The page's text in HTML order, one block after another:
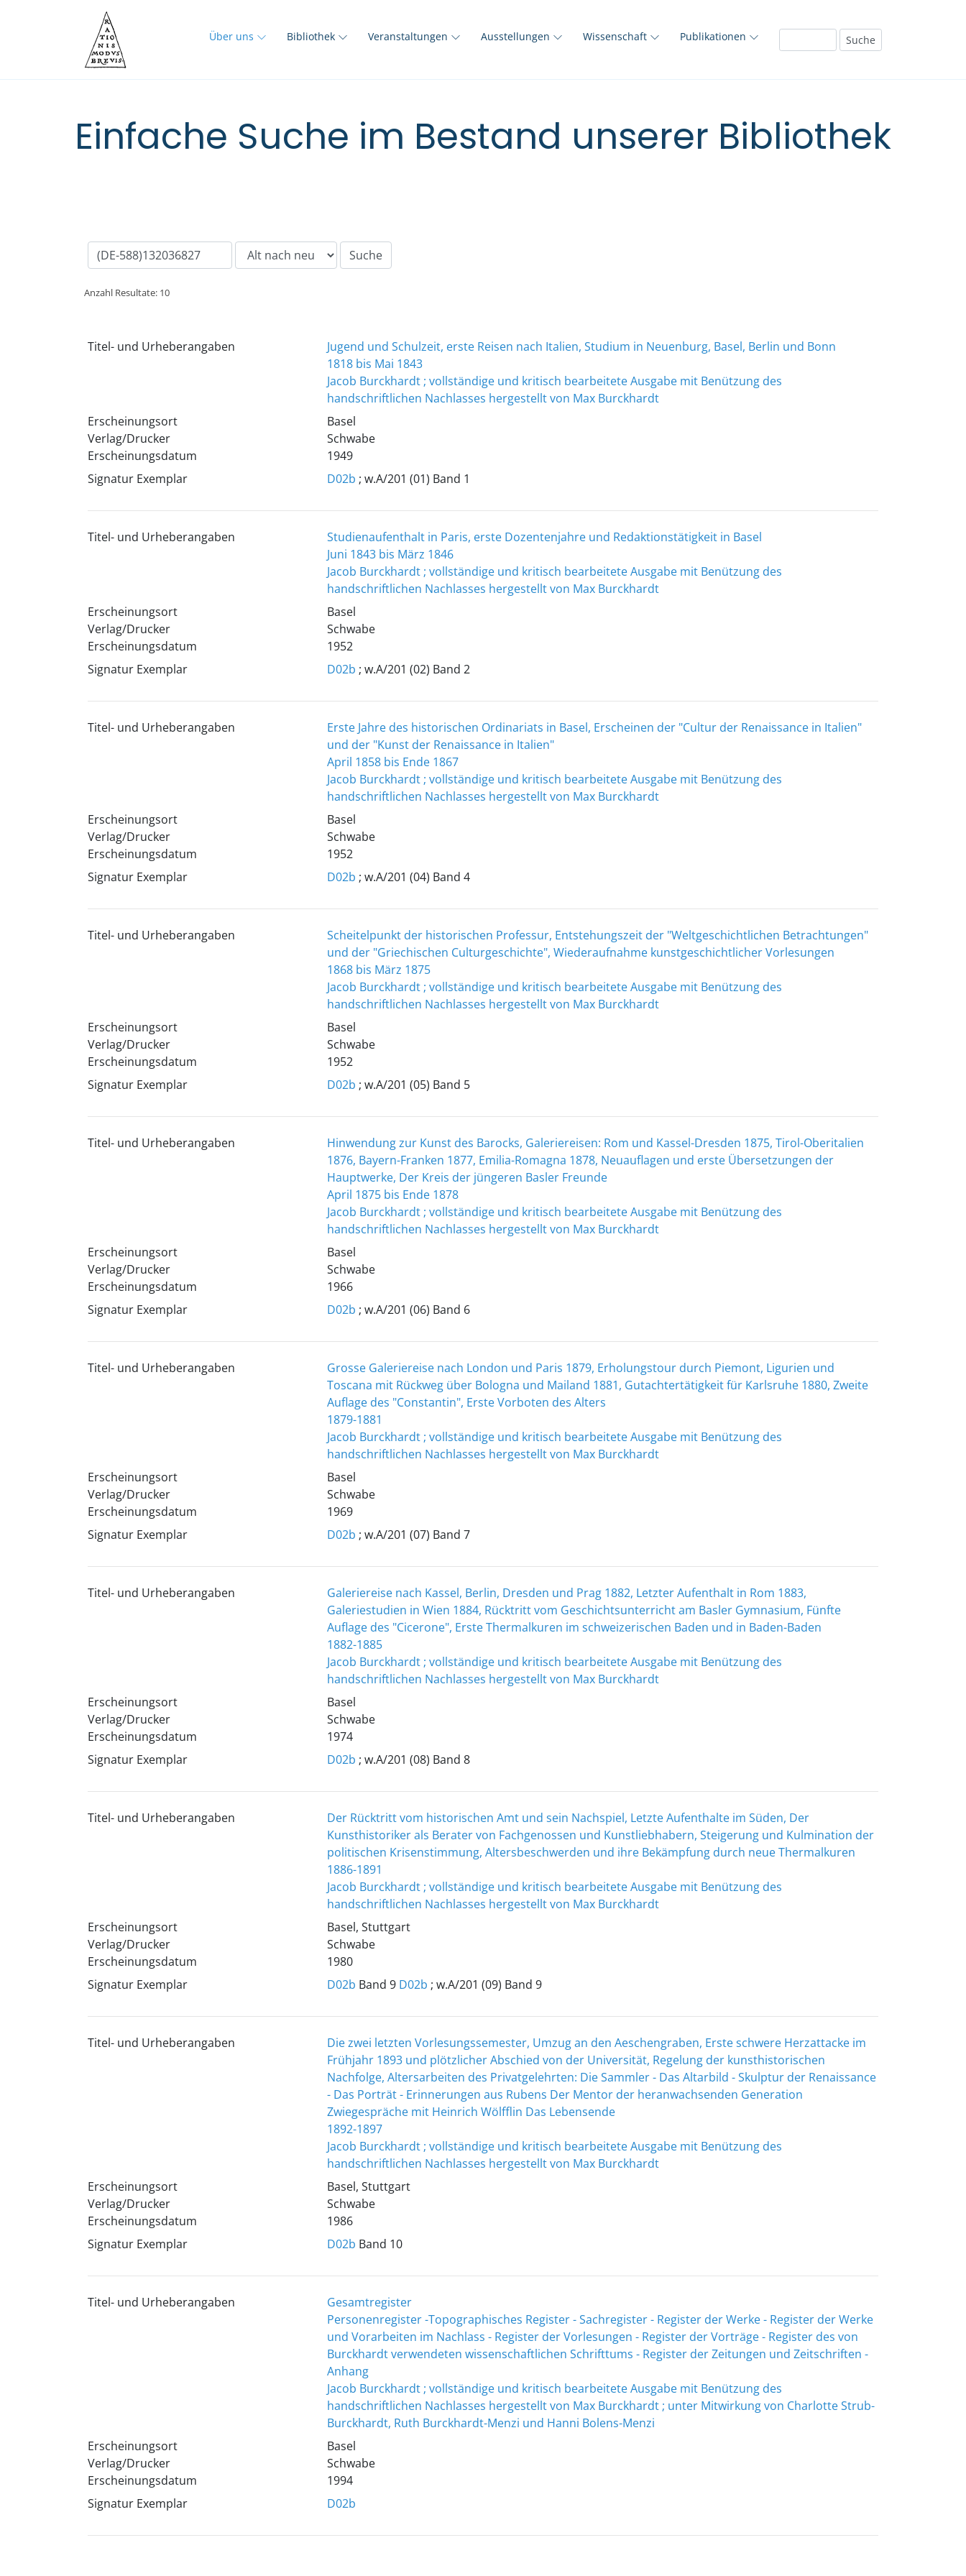
Über uns Bibliothek Veranstaltungen Ausstellungen Wissenschaft Publikationen
Einfache Suche im Bestand unserer Bibliothek
Anzahl Resultate: 10
Titel- und Urheberangaben
Jugend und Schulzeit, erste Reisen nach Italien, Studium in Neuenburg, Basel, Berlin und Bonn
1818 bis Mai 1843
Jacob Burckhardt ; vollständige und kritisch bearbeitete Ausgabe mit Benützung des
handschriftlichen Nachlasses hergestellt von Max Burckhardt
Erscheinungsort
Verlag/Drucker
Erscheinungsdatum
Basel
Schwabe
1949
Signatur Exemplar
D02b ; w.A/201 (01) Band 1
Titel- und Urheberangaben
Studienaufenthalt in Paris, erste Dozentenjahre und Redaktionstätigkeit in Basel
Juni 1843 bis März 1846
Jacob Burckhardt ; vollständige und kritisch bearbeitete Ausgabe mit Benützung des
handschriftlichen Nachlasses hergestellt von Max Burckhardt
Erscheinungsort
Verlag/Drucker
Erscheinungsdatum
Basel
Schwabe
1952
Signatur Exemplar
D02b ; w.A/201 (02) Band 2
Titel- und Urheberangaben
Erste Jahre des historischen Ordinariats in Basel, Erscheinen der "Cultur der Renaissance in Italien"
und der "Kunst der Renaissance in Italien"
April 1858 bis Ende 1867
Jacob Burckhardt ; vollständige und kritisch bearbeitete Ausgabe mit Benützung des
handschriftlichen Nachlasses hergestellt von Max Burckhardt
Erscheinungsort
Verlag/Drucker
Erscheinungsdatum
Basel
Schwabe
1952
Signatur Exemplar
D02b ; w.A/201 (04) Band 4
Titel- und Urheberangaben
Scheitelpunkt der historischen Professur, Entstehungszeit der "Weltgeschichtlichen Betrachtungen"
und der "Griechischen Culturgeschichte", Wiederaufnahme kunstgeschichtlicher Vorlesungen
1868 bis März 1875
Jacob Burckhardt ; vollständige und kritisch bearbeitete Ausgabe mit Benützung des
handschriftlichen Nachlasses hergestellt von Max Burckhardt
Erscheinungsort
Verlag/Drucker
Erscheinungsdatum
Basel
Schwabe
1952
Signatur Exemplar
D02b ; w.A/201 (05) Band 5
Titel- und Urheberangaben
Hinwendung zur Kunst des Barocks, Galeriereisen: Rom und Kassel-Dresden 1875, Tirol-Oberitalien
1876, Bayern-Franken 1877, Emilia-Romagna 1878, Neuauflagen und erste Übersetzungen der
Hauptwerke, Der Kreis der jüngeren Basler Freunde
April 1875 bis Ende 1878
Jacob Burckhardt ; vollständige und kritisch bearbeitete Ausgabe mit Benützung des
handschriftlichen Nachlasses hergestellt von Max Burckhardt
Erscheinungsort
Verlag/Drucker
Erscheinungsdatum
Basel
Schwabe
1966
Signatur Exemplar
D02b ; w.A/201 (06) Band 6
Titel- und Urheberangaben
Grosse Galeriereise nach London und Paris 1879, Erholungstour durch Piemont, Ligurien und
Toscana mit Rückweg über Bologna und Mailand 1881, Gutachtertätigkeit für Karlsruhe 1880, Zweite
Auflage des "Constantin", Erste Vorboten des Alters
1879-1881
Jacob Burckhardt ; vollständige und kritisch bearbeitete Ausgabe mit Benützung des
handschriftlichen Nachlasses hergestellt von Max Burckhardt
Erscheinungsort
Verlag/Drucker
Erscheinungsdatum
Basel
Schwabe
1969
Signatur Exemplar
D02b ; w.A/201 (07) Band 7
Titel- und Urheberangaben
Galeriereise nach Kassel, Berlin, Dresden und Prag 1882, Letzter Aufenthalt in Rom 1883,
Galeriestudien in Wien 1884, Rücktritt vom Geschichtsunterricht am Basler Gymnasium, Fünfte
Auflage des "Cicerone", Erste Thermalkuren im schweizerischen Baden und in Baden-Baden
1882-1885
Jacob Burckhardt ; vollständige und kritisch bearbeitete Ausgabe mit Benützung des
handschriftlichen Nachlasses hergestellt von Max Burckhardt
Erscheinungsort
Verlag/Drucker
Erscheinungsdatum
Basel
Schwabe
1974
Signatur Exemplar
D02b ; w.A/201 (08) Band 8
Titel- und Urheberangaben
Der Rücktritt vom historischen Amt und sein Nachspiel, Letzte Aufenthalte im Süden, Der
Kunsthistoriker als Berater von Fachgenossen und Kunstliebhabern, Steigerung und Kulmination der
politischen Krisenstimmung, Altersbeschwerden und ihre Bekämpfung durch neue Thermalkuren
1886-1891
Jacob Burckhardt ; vollständige und kritisch bearbeitete Ausgabe mit Benützung des
handschriftlichen Nachlasses hergestellt von Max Burckhardt
Erscheinungsort
Verlag/Drucker
Erscheinungsdatum
Basel, Stuttgart
Schwabe
1980
Signatur Exemplar
D02b Band 9 D02b ; w.A/201 (09) Band 9
Titel- und Urheberangaben
Die zwei letzten Vorlesungssemester, Umzug an den Aeschengraben, Erste schwere Herzattacke im
Frühjahr 1893 und plötzlicher Abschied von der Universität, Regelung der kunsthistorischen
Nachfolge, Altersarbeiten des Privatgelehrten: Die Sammler - Das Altarbild - Skulptur der Renaissance
- Das Porträt - Erinnerungen aus Rubens Der Mentor der heranwachsenden Generation
Zwiegespräche mit Heinrich Wölfflin Das Lebensende
1892-1897
Jacob Burckhardt ; vollständige und kritisch bearbeitete Ausgabe mit Benützung des
handschriftlichen Nachlasses hergestellt von Max Burckhardt
Erscheinungsort
Verlag/Drucker
Erscheinungsdatum
Basel, Stuttgart
Schwabe
1986
Signatur Exemplar
D02b Band 10
Titel- und Urheberangaben
Gesamtregister
Personenregister -Topographisches Register - Sachregister - Register der Werke - Register der Werke
und Vorarbeiten im Nachlass - Register der Vorlesungen - Register der Vorträge - Register des von
Burckhardt verwendeten wissenschaftlichen Schrifttums - Register der Zeitungen und Zeitschriften -
Anhang
Jacob Burckhardt ; vollständige und kritisch bearbeitete Ausgabe mit Benützung des
handschriftlichen Nachlasses hergestellt von Max Burckhardt ; unter Mitwirkung von Charlotte Strub-
Burckhardt, Ruth Burckhardt-Menzi und Hanni Bolens-Menzi
Erscheinungsort
Verlag/Drucker
Erscheinungsdatum
Basel
Schwabe
1994
Signatur Exemplar
D02b